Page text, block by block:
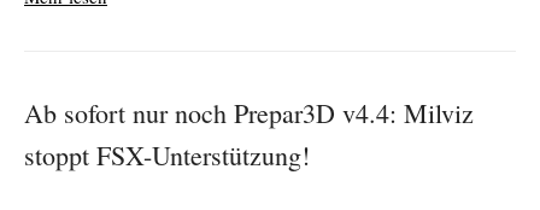
Ab sofort nur noch Prepar3D v4.4: Milviz
stoppt FSX-Unterstützung!